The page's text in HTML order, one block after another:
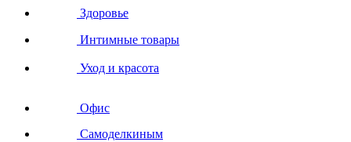
Здоровье
Интимные товары
Уход и красота
Офис
Самоделкиным